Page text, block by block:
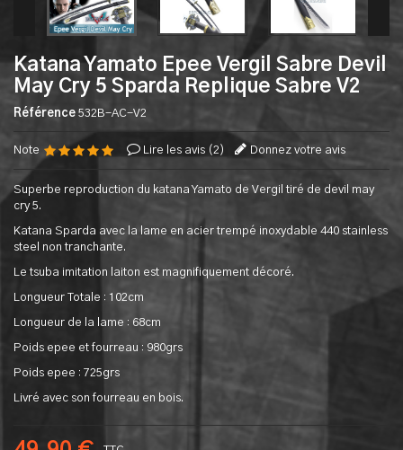
Katana Yamato Epee Vergil Sabre Devil
May Cry 5 Sparda Replique Sabre V2
Référence 532B-AC-V2
Note Lire les avis (2 ) Donnez votre avis
Superbe reproduction du katana Yamato de Vergil tiré de devil may
cry 5.
Katana Sparda avec la lame en acier trempé inoxydable 440 stainless
steel non tranchante.
Le tsuba imitation laiton est magnifiquement décoré.
Longueur Totale : 102cm
Longueur de la lame : 68cm
Poids epee et fourreau : 980grs
Poids epee : 725grs
Livré avec son fourreau en bois.